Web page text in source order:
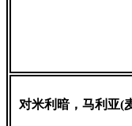
对米利暗，马利亚(